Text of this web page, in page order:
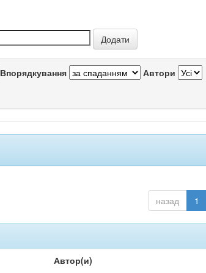
Впорядкування Автори
назад 1
Автор(и)